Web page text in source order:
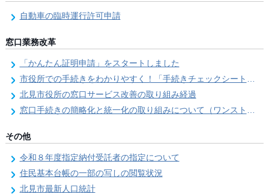
自動車の臨時運行許可申請
窓口業務改革
「かんたん証明申請」をスタートしました
市役所での手続きをわかりやすく！「手続きチェックシート」を導入しました
北見市役所の窓口サービス改善の取り組み経過
窓口手続きの簡略化と統一化の取り組みについて（ワンストップサービス推進事業）
その他
令和８年度指定納付受託者の指定について
住民基本台帳の一部の写しの閲覧状況
北見市最新人口統計